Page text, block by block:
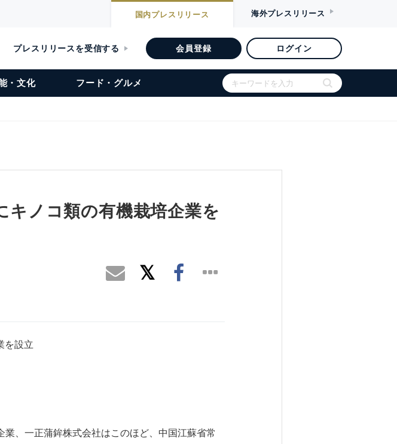
国内プレスリリース 海外プレスリリース
プレスリリースを受信する 会員登録 ログイン
・文化 フード・グルメ
ノコ類の有機栽培企業を
を設立
、一正蒲鉾株式会社はこのほど、中国江蘇省常